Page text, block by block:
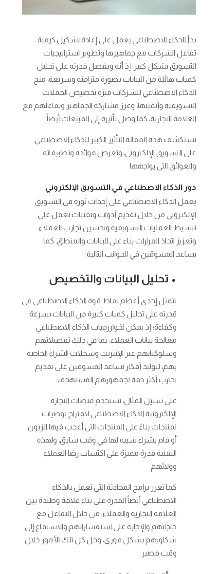
بدأ الذكاء الاصطناعي يعمل على إعادة تشكيل كيفية
تفاعل الشركات مع جماهيرها وتطوير استراتيجيات
التسويق بشكل كبير؛ إذ أنه وبفضل قدرته على تحليل
كميات هائلة من البيانات بصورة متزامنة وسريعة، منح
الذكاء الاصطناعي للشركات ميزة تخصيص الحملات
التسويقية وأتمتتها، وعزز مشاركة الجماهير وتفاعلهم مع
العلامة التجارية، كما وصل تأثيره إلى المبيعات أيضاً.
تستكشف هذه المقالة التأثير الكبير للذكاء الاصطناعي
على التسويق الإلكتروني، وتعرض فوائده وتطبيقاته
والعوائق التي يواجهها.
دور الذكاء الاصطناعي في التسويق الإلكتروني
يعمل الذكاء الاصطناعي على إحداث ثورة في التسويق
الإلكتروني من خلال تقديم أدوات وتقنيات تعمل على
تبسيط العمليات التسويقية وتحسين تجارب العملاء
وتعزيز اتخاذ القرارات بناء على البيانات والمنطق. كما
يساعد المسوقين في الجوانب التالية:
• تحليل البيانات والتخصيص
تتمثل إحدى أعظم نقاط قوة الذكاء الاصطناعي في
قدرته على تحليل كميات كبيرة من البيانات بسرعة
وكفاءة؛ إذ يمكن لخوارزميات الذكاء الاصطناعي
معالجة بيانات العملاء، بما في ذلك تفضيلاتهم
وسلوكياتهم عبر الإنترنت وسجلات الشراء الخاصة
بهم، لتوليد أفكار تساعد المسوقين على تقديم
تجارب أكثر دقة لجمهورهم المستهدف.
على سبيل المثال، تستخدم منصات التجارة
الإلكترونية الذكاء الاصطناعي لاقتراح توصيات
لمنتجات بناءً على المنتجات التي أعجب فيها الزبون
أو قام بشراء شبيه لها في وقت سابق، ولهذه
التقنية قدرة مميزة على اكتساب رضا العملاء
وولائهم.
كما تعزز برامج المحادثة التي تعمل بالذكاء
الاصطناعي أيضاً القدرة على بناء علاقة وطيدة بين
العلامة التجارية والعملاء؛ من خلال التفاعل مع
حاجاتهم والإجابة على استفساراتهم والاستماع إلى
شكاويهم بشكل فوري، وحل كل تلك الأمور خلال
وقت قصير.